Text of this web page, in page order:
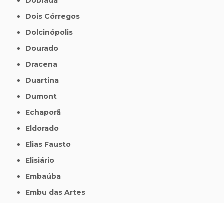
Dois Córregos
Dolcinópolis
Dourado
Dracena
Duartina
Dumont
Echaporã
Eldorado
Elias Fausto
Elisiário
Embaúba
Embu das Artes